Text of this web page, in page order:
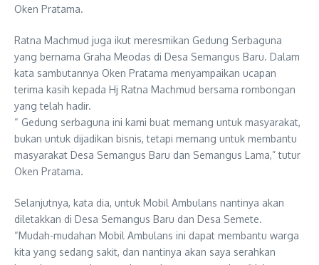
Oken Pratama.
Ratna Machmud juga ikut meresmikan Gedung Serbaguna
yang bernama Graha Meodas di Desa Semangus Baru. Dalam
kata sambutannya Oken Pratama menyampaikan ucapan
terima kasih kepada Hj Ratna Machmud bersama rombongan
yang telah hadir.
“ Gedung serbaguna ini kami buat memang untuk masyarakat,
bukan untuk dijadikan bisnis, tetapi memang untuk membantu
masyarakat Desa Semangus Baru dan Semangus Lama,” tutur
Oken Pratama.
Selanjutnya, kata dia, untuk Mobil Ambulans nantinya akan
diletakkan di Desa Semangus Baru dan Desa Semete.
“Mudah-mudahan Mobil Ambulans ini dapat membantu warga
kita yang sedang sakit, dan nantinya akan saya serahkan